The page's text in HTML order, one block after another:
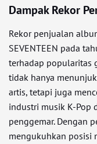
Dampak Rekor
Rekor penjualan
SEVENTEEN pada
terhadap popularitas
tidak hanya
artis, tetapi juga
industri musik K-Pop
penggemar. Dengan
mengukuhkan posisi